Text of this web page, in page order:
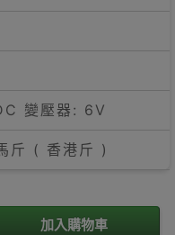
變壓器: 6V
斤 ( 香港斤 )
加入購物車